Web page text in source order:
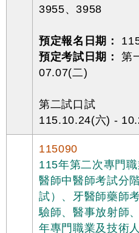
3955、3958
預定報名日期：
預定考試日期：
第
07.07(二)
第二試口試
115.10.24(六) -
115090
115年第二次專門
醫師中醫師考試分
試）、牙醫師藥師
驗師、醫事放射師
年專門職業及技術